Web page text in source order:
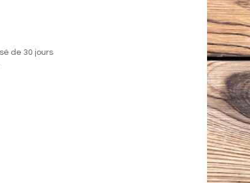
de 30 jours